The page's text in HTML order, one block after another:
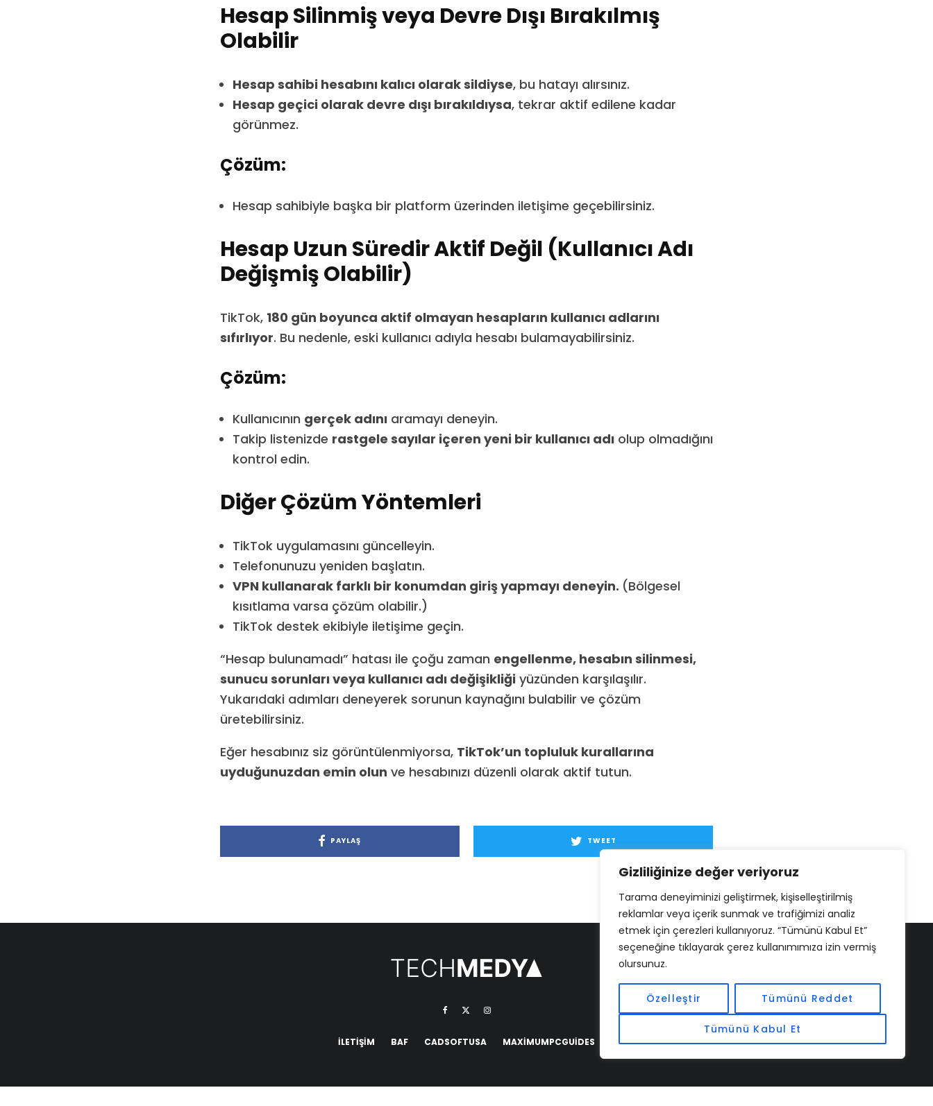
Gizliliğinize değer veriyoruz
Tarama deneyiminizi geliştirmek, kişiselleştirilmiş
reklamlar veya içerik sunmak ve trafiğimizi analiz
etmek için çerezleri kullanıyoruz. “Tümünü Kabul Et”
seçeneğine tıklayarak çerez kullanımımıza izin vermiş
olursunuz.
Özelleştir Tümünü Reddet
Tümünü Kabul Et
Hesap Silinmiş veya Devre Dışı Bırakılmış
Olabilir
Hesap sahibi hesabını kalıcı olarak sildiyse, bu hatayı alırsınız.
Hesap geçici olarak devre dışı bırakıldıysa, tekrar aktif edilene kadar
görünmez.
Çözüm:
Hesap sahibiyle başka bir platform üzerinden iletişime geçebilirsiniz.
Hesap Uzun Süredir Aktif Değil (Kullanıcı Adı
Değişmiş Olabilir)
TikTok, 180 gün boyunca aktif olmayan hesapların kullanıcı adlarını
sıfırlıyor. Bu nedenle, eski kullanıcı adıyla hesabı bulamayabilirsiniz.
Çözüm:
Kullanıcının gerçek adınıaramayı deneyin.
Takip listenizde rastgele sayılar içeren yeni bir kullanıcı adıolup olmadığını
kontrol edin.
Diğer Çözüm Yöntemleri
TikTok uygulamasını güncelleyin.
Telefonunuzu yeniden başlatın.
VPN kullanarak farklı bir konumdan giriş yapmayı deneyin. (Bölgesel
kısıtlama varsa çözüm olabilir.)
TikTok destek ekibiyle iletişime geçin.
“Hesap bulunamadı” hatası ile çoğu zaman engellenme, hesabın silinmesi,
sunucu sorunları veya kullanıcı adı değişikliğiyüzünden karşılaşılır.
Yukarıdaki adımları deneyerek sorunun kaynağını bulabilir ve çözüm
üretebilirsiniz.
Eğer hesabınız siz görüntülenmiyorsa, TikTok’un topluluk kurallarına
uyduğunuzdan emin olun ve hesabınızı düzenli olarak aktif tutun.
PAYLAŞ TWEET
İLETIŞIM BAF CADSOFTUSA MAXIMUMPCGUIDES